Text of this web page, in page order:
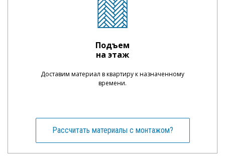
Подъем
на этаж
Доставим материал в квартиру к назначенному
времени.
Рассчитать материалы с монтажом?